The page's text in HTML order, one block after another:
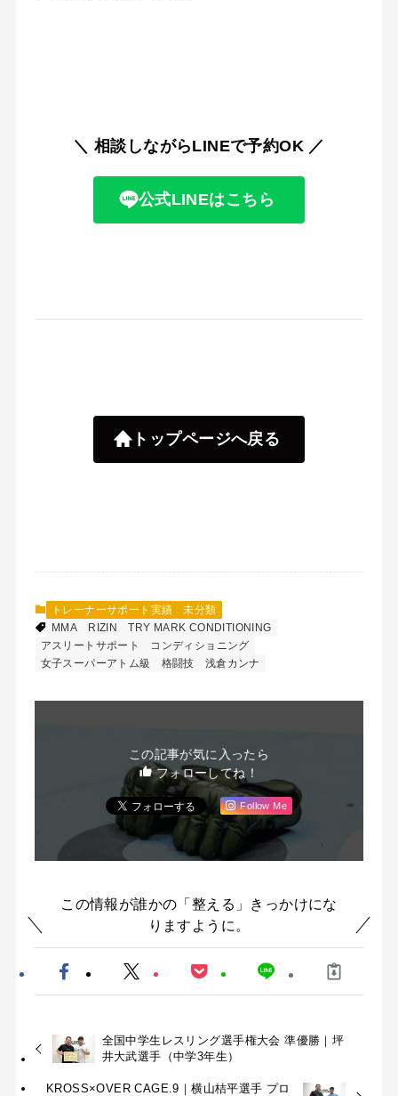
＼ 相談しながらLINEで予約OK ／
公式LINEはこちら
トップページへ戻る
トレーナーサポート実績
未分類
MMA
RIZIN
TRY MARK CONDITIONING
アスリートサポート
コンディショニング
女子スーパーアトム級
格闘技 浅倉カンナ
この記事が気に入ったら
フォローしてね！
Follow Me
この情報が誰かの「整える」きっかけにな
りますように。
全国中学生レスリング選手権大会 準優勝｜坪
井大武選手（中学3年生）
KROSS×OVER CAGE.9｜横山桔平選手 プロ